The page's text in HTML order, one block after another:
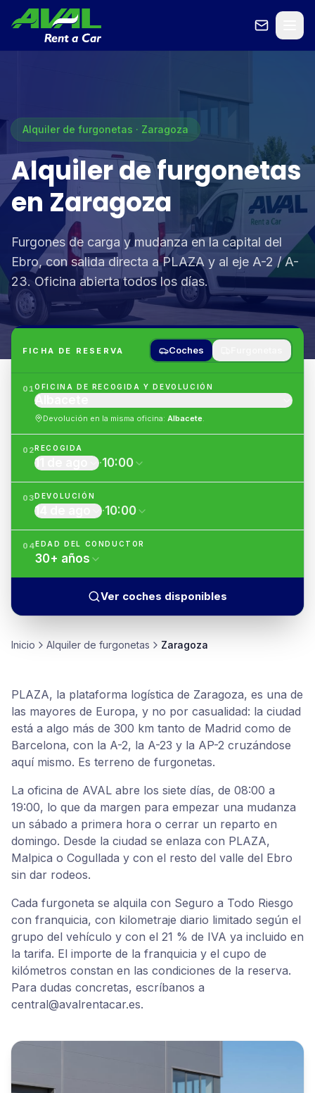
Alquiler de furgonetas · Zaragoza
Alquiler de furgonetas
en Zaragoza
Furgones de carga y mudanza en la capital del
Ebro, con salida directa a PLAZA y al eje A-2 / A-
23. Oficina abierta todos los días.
FICHA DE RESERVA Coches
01OFICINA DE RECOGIDA Y DEVOLUCIÓN
Albacete
Devolución en la misma oficina:Albacete.
02RECOGIDA
11 de ago ·10:00
03DEVOLUCIÓN
14 de ago ·10:00
04EDAD DEL CONDUCTOR
30+ años
Ver coches disponibles
Inicio Alquiler de furgonetas Zaragoza
PLAZA, la plataforma logística de Zaragoza, es una de
las mayores de Europa, y no por casualidad: la ciudad
está a algo más de 300 km tanto de Madrid como de
Barcelona, con la A-2, la A-23 y la AP-2 cruzándose
aquí mismo. Es terreno de furgonetas.
La oficina de AVAL abre los siete días, de 08:00 a
19:00, lo que da margen para empezar una mudanza
un sábado a primera hora o cerrar un reparto en
domingo. Desde la ciudad se enlaza con PLAZA,
Malpica o Cogullada y con el resto del valle del Ebro
sin dar rodeos.
Cada furgoneta se alquila con Seguro a Todo Riesgo
con franquicia, con kilometraje diario limitado según el
grupo del vehículo y con el 21 % de IVA ya incluido en
la tarifa. El importe de la franquicia y el cupo de
kilómetros constan en las condiciones de la reserva.
Para dudas concretas, escríbanos a
central@avalrentacar.es.